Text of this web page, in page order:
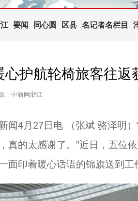
要闻 同心圆 区县 名记者名栏目
心护航轮椅旅客往返
：中新网浙江
4月27日电 （张斌 骆泽明）
真的太感谢了。”近日，五位
面印着暖心话语的锦旗送到